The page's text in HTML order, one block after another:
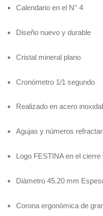
Calendario en el N° 4
Diseño nuevo y durable
Cristal mineral plano
Cronómetro 1/1 segundo
Realizado en acero
Agujas y números
Logo FESTINA en el cierre
Diámetro 45.20 mm
Corona ergonómica de